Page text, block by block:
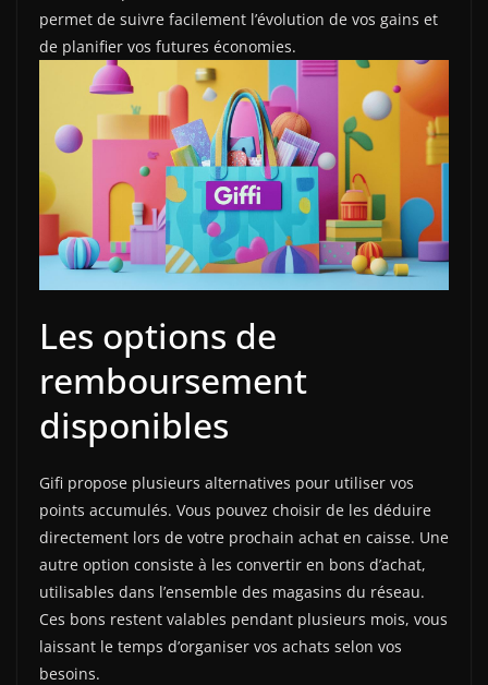
permet de suivre facilement l’évolution de vos gains et
de planifier vos futures économies.
Les options de
remboursement
disponibles
Gifi propose plusieurs alternatives pour utiliser vos
points accumulés. Vous pouvez choisir de les déduire
directement lors de votre prochain achat en caisse. Une
autre option consiste à les convertir en bons d’achat,
utilisables dans l’ensemble des magasins du réseau.
Ces bons restent valables pendant plusieurs mois, vous
laissant le temps d’organiser vos achats selon vos
besoins.